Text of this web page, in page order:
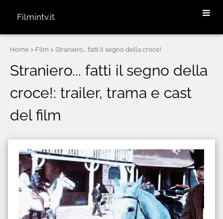
Filmintv.it
Home > Film > Straniero... fatti il segno della croce!
Straniero... fatti il segno della
croce!: trailer, trama e cast
del film